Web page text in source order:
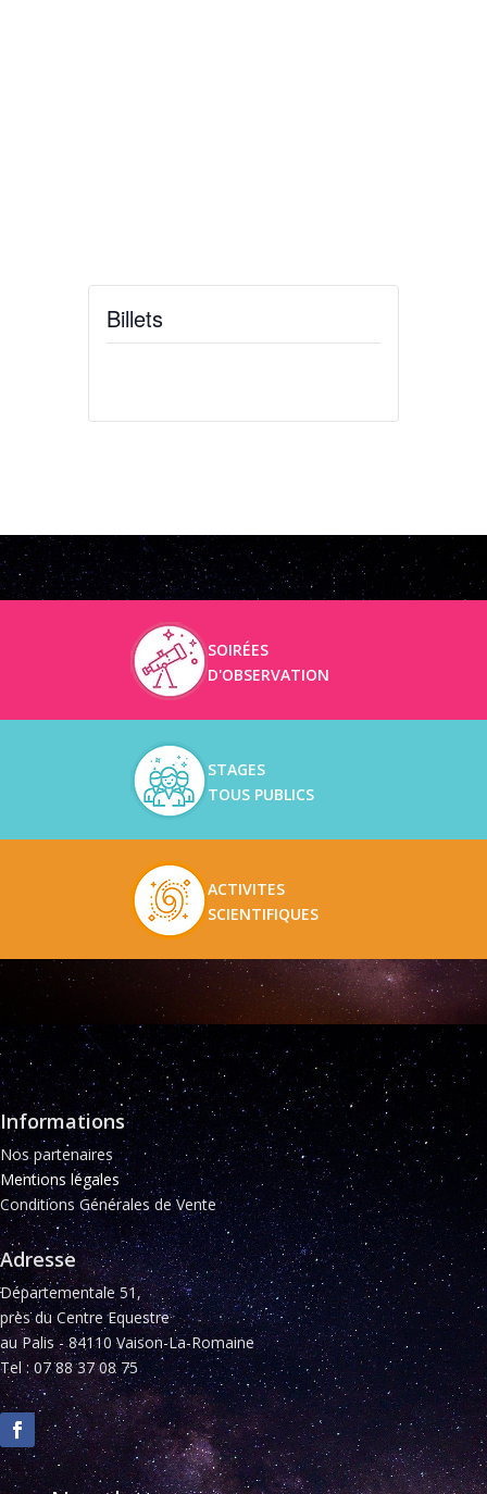
Billets
SOIRÉES
D'OBSERVATION
STAGES
TOUS PUBLICS
ACTIVITES
SCIENTIFIQUES
Informations
Nos partenaires
Mentions légales
Conditions Générales de Vente
Adresse
Départementale 51,
près du Centre Equestre
au Palis - 84110 Vaison-La-Romaine
Tel : 07 88 37 08 75